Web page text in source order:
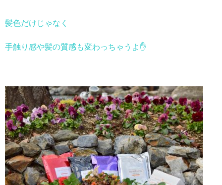
髪色だけじゃなく
手触り感や髪の質感も変わっちゃうよ✋